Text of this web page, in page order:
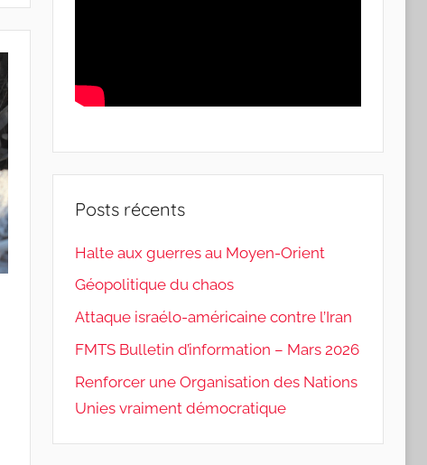
Posts récents
Halte aux guerres au Moyen-Orient
Géopolitique du chaos
Attaque israélo-américaine contre l’Iran
FMTS Bulletin d’information – Mars 2026
Renforcer une Organisation des Nations
Unies vraiment démocratique